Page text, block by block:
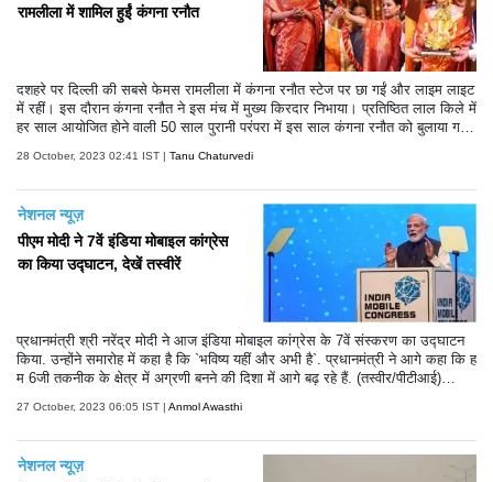
रामलीला में शामिल हुईं कंगना रनौत
दशहरे पर दिल्ली की सबसे फेमस रामलीला में कंगना रनौत स्टेज पर छा गईं और लाइम लाइट
में रहीं। इस दौरान कंगना रनौत ने इस मंच में मुख्य किरदार निभाया। प्रतिष्ठित लाल किले में
हर साल आयोजित होने वाली 50 साल पुरानी परंपरा में इस साल कंगना रनौत को बुलाया ग
किया। हालांकि तमाम कोशिशों के बाद भी वह रावण दहन नहीं कर सकीं।
28 October, 2023 02:41 IST | Tanu Chaturvedi
नेशनल न्यूज़
पीएम मोदी ने 7वें इंडिया मोबाइल कांग्रेस
का किया उद्घाटन, देखें तस्वीरें
प्रधानमंत्री श्री नरेंद्र मोदी ने आज इंडिया मोबाइल कांग्रेस के 7वें संस्करण का उद्घाटन
किया. उन्होंने समारोह में कहा है कि `भविष्य यहीं और अभी है`. प्रधानमंत्री ने आगे कहा कि ह
म 6जी तकनीक के क्षेत्र में अग्रणी बनने की दिशा में आगे बढ़ रहे हैं. (तस्वीर/पीटीआई)
27 October, 2023 06:05 IST | Anmol Awasthi
नेशनल न्यूज़